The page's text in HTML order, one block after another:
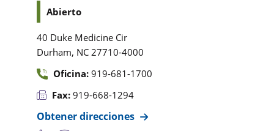
Abierto
40 Duke Medicine Cir
Durham, NC 27710-4000
Oficina: 919-681-1700
Fax: 919-668-1294
Obtener direcciones